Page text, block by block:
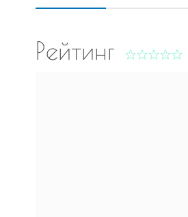
Рейтинг